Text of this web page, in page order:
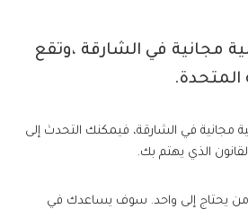
مجانية في الشارقة ،وتقع
المتحدة.
مجانية في الشارقة، فيمكنك التحدث إلى
الذي يهتم بك.
من يحتاج إلى واحد. سوف يساعدك في